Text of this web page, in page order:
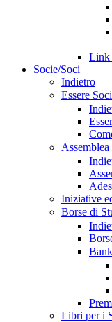
Link
Socie/Soci
Indietro
Essere
Iniziative
Borse di
Libri per i